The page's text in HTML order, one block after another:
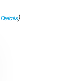
Details)